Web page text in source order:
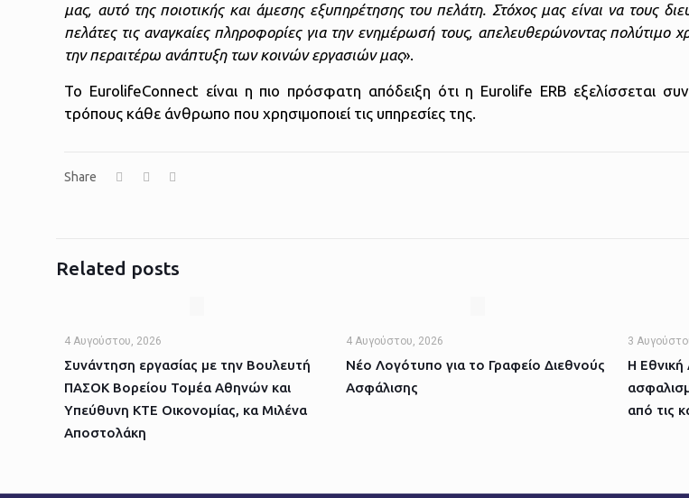
μας, αυτό της ποιοτικής και άμεσης εξυπηρέτησης του πελάτη. Στόχος μας είναι να τους
πελάτες τις αναγκαίες πληροφορίες για την ενημέρωσή τους, απελευθερώνοντας πολύτιμο
την περαιτέρω ανάπτυξη των κοινών εργασιών μας».
Το EurolifeConnect είναι η πιο πρόσφατη απόδειξη ότι η Eurolife ERB εξελίσσεται
τρόπους κάθε άνθρωπο που χρησιμοποιεί τις υπηρεσίες της.
Share
Related posts
4 Αυγούστου, 2026
Συνάντηση εργασίας με την Βουλευτή
ΠΑΣΟΚ Βορείου Τομέα Αθηνών και
Υπεύθυνη ΚΤΕ Οικονομίας, κα Μιλένα
Αποστολάκη
4 Αυγούστου, 2026
Νέο Λογότυπο για το Γραφείο Διεθνούς
Ασφάλισης
3
Η
από τις